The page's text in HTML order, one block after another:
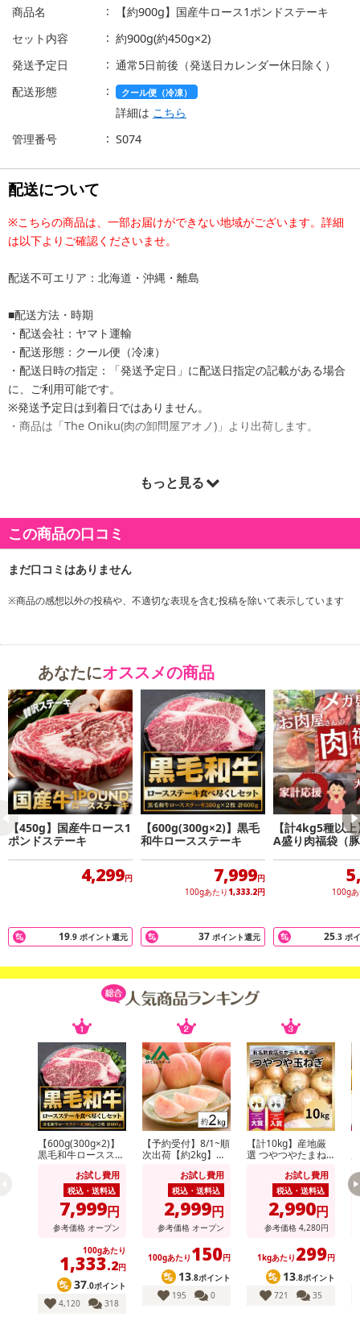
商品名
【約900g】国産牛ロース1ポンドステーキ
セット内容
約900g(約450g×2)
発送予定日
通常5日前後（発送日カレンダー休日除く）
配送形態
クール便（冷凍）
詳細は こちら
管理番号
S074
配送について
※こちらの商品は、一部お届けができない地域がございます。詳細
は以下よりご確認くださいませ。
配送不可エリア：北海道・沖縄・離島
■配送方法・時期
・配送会社：ヤマト運輸
・配送形態：クール便（冷凍）
・配送日時の指定：「発送予定日」に配送日指定の記載がある場合
に、ご利用可能です。
※発送予定日は到着日ではありません。
・商品は「The Oniku(肉の卸問屋アオノ)」より出荷します。
もっと見る
この商品の口コミ
※商品の感想以外の投稿や、不適切な表現を含む投稿を除いて表示しています
あなたにオススメの商品
【450g】国産牛ロース1
ポンドステーキ
4,299円
19.9 ポイント還元
【600g(300g×2)】黒毛
和牛ロースステーキ
7,999円
100gあたり 1,333.2円
37 ポイント還元
【計4kg5種以
A盛り肉福袋（
100g
25.3 ポ
【600g(300g×2)】
黒毛和牛ロースステ
お試し費用
税込・送料込
7,999円
参考価格 オープン
100gあたり
1,333.2円
37.0ポイント
4,120
318
【予約受付】8/1~順
次出荷【約2kg】山
玉数おまかせ)※ご家
お試し費用
税込・送料込
2,999円
参考価格 オープン
100gあたり 150円
13.8ポイント
195
0
【計10kg】産地厳
選 つやつやたまね
お試し費用
税込・送料込
2,990円
参考価格 4,280円
1kgあたり 299円
13.8ポイント
721
35